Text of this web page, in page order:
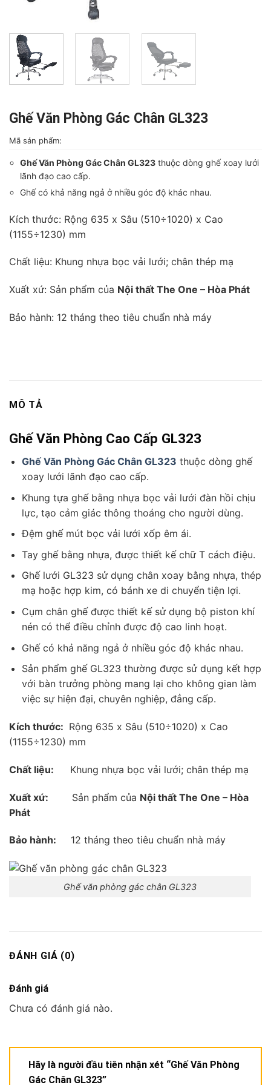
Ghế Văn Phòng Gác Chân GL323
Mã sản phẩm:
Ghế Văn Phòng Gác Chân GL323 thuộc dòng ghế xoay lưới
lãnh đạo cao cấp.
Ghế có khả năng ngả ở nhiều góc độ khác nhau.
Kích thước: Rộng 635 x Sâu (510÷1020) x Cao
(1155÷1230) mm
Chất liệu: Khung nhựa bọc vải lưới; chân thép mạ
Xuất xứ: Sản phẩm của Nội thất The One – Hòa Phát
Bảo hành: 12 tháng theo tiêu chuẩn nhà máy
MÔ TẢ
Ghế Văn Phòng Cao Cấp GL323
Ghế Văn Phòng Gác Chân GL323 thuộc dòng ghế
xoay lưới lãnh đạo cao cấp.
Khung tựa ghế bằng nhựa bọc vải lưới đàn hồi chịu
lực, tạo cảm giác thông thoáng cho người dùng.
Đệm ghế mút bọc vải lưới xốp êm ái.
Tay ghế bằng nhựa, được thiết kế chữ T cách điệu.
Ghế lưới GL323 sử dụng chân xoay bằng nhựa, thép
mạ hoặc hợp kim, có bánh xe di chuyển tiện lợi.
Cụm chân ghế được thiết kế sử dụng bộ piston khí
nén có thể điều chỉnh được độ cao linh hoạt.
Ghế có khả năng ngả ở nhiều góc độ khác nhau.
Sản phẩm ghế GL323 thường được sử dụng kết hợp
với bàn trưởng phòng mang lại cho không gian làm
việc sự hiện đại, chuyên nghiệp, đẳng cấp.
Kích thước: Rộng 635 x Sâu (510÷1020) x Cao
(1155÷1230) mm
Chất liệu: Khung nhựa bọc vải lưới; chân thép mạ
Xuất xứ: Sản phẩm của Nội thất The One – Hòa
Phát
Bảo hành: 12 tháng theo tiêu chuẩn nhà máy
Ghế văn phòng gác chân GL323
ĐÁNH GIÁ (0)
Đánh giá
Chưa có đánh giá nào.
Hãy là người đầu tiên nhận xét “Ghế Văn Phòng
Gác Chân GL323”